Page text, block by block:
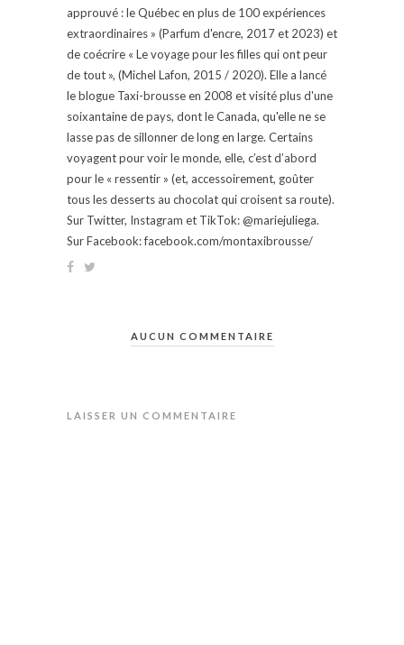
approuvé : le Québec en plus de 100 expériences
extraordinaires » (Parfum d'encre, 2017 et 2023) et
de coécrire « Le voyage pour les filles qui ont peur
de tout », (Michel Lafon, 2015 / 2020). Elle a lancé
le blogue Taxi-brousse en 2008 et visité plus d'une
soixantaine de pays, dont le Canada, qu'elle ne se
lasse pas de sillonner de long en large. Certains
voyagent pour voir le monde, elle, c’est d’abord
pour le « ressentir » (et, accessoirement, goûter
tous les desserts au chocolat qui croisent sa route).
Sur Twitter, Instagram et TikTok: @mariejuliega.
Sur Facebook: facebook.com/montaxibrousse/
AUCUN COMMENTAIRE
LAISSER UN COMMENTAIRE